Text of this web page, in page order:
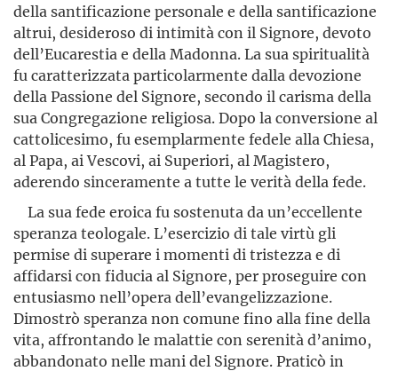
della santificazione personale e della santificazione
altrui, desideroso di intimità con il Signore, devoto
dell’Eucarestia e della Madonna. La sua spiritualità
fu caratterizzata particolarmente dalla devozione
della Passione del Signore, secondo il carisma della
sua Congregazione religiosa. Dopo la conversione al
cattolicesimo, fu esemplarmente fedele alla Chiesa,
al Papa, ai Vescovi, ai Superiori, al Magistero,
aderendo sinceramente a tutte le verità della fede.
La sua fede eroica fu sostenuta da un’eccellente
speranza teologale. L’esercizio di tale virtù gli
permise di superare i momenti di tristezza e di
affidarsi con fiducia al Signore, per proseguire con
entusiasmo nell’opera dell’evangelizzazione.
Dimostrò speranza non comune fino alla fine della
vita, affrontando le malattie con serenità d’animo,
abbandonato nelle mani del Signore. Praticò in